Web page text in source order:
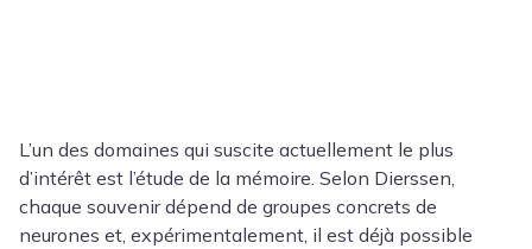
L’un des domaines qui suscite actuellement le plus
d’intérêt est l’étude de la mémoire. Selon Dierssen,
chaque souvenir dépend de groupes concrets de
neurones et, expérimentalement, il est déjà possible